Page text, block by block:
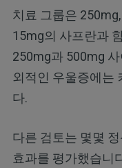
치료 그룹은
15mg의 사프란과
250mg과 500mg
외적인 우울증에는
다.
다른 검토는 몇몇
효과를 평가했습니